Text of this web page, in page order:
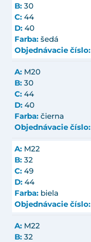
B: 30
C: 44
D: 40
Farba: šedá
Objednávacie číslo:
A: M20
B: 30
C: 44
D: 40
Farba: čierna
Objednávacie číslo:
A: M22
B: 32
C: 49
D: 44
Farba: biela
Objednávacie číslo:
A: M22
B: 32